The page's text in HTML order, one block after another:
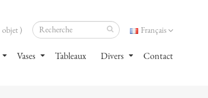
Français
objet )
Vases Tableaux Divers Contact